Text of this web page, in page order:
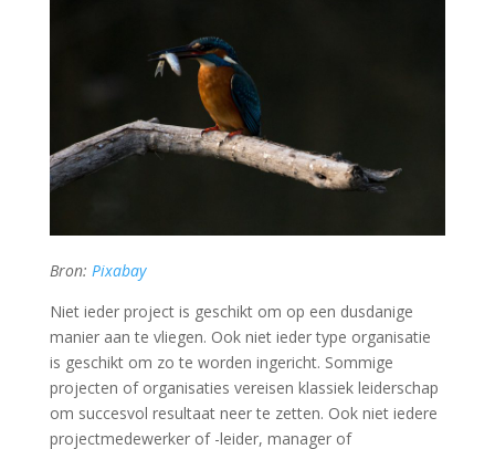
Bron: Pixabay
Niet ieder project is geschikt om op een dusdanige
manier aan te vliegen. Ook niet ieder type organisatie
is geschikt om zo te worden ingericht. Sommige
projecten of organisaties vereisen klassiek leiderschap
om succesvol resultaat neer te zetten. Ook niet iedere
projectmedewerker of -leider, manager of